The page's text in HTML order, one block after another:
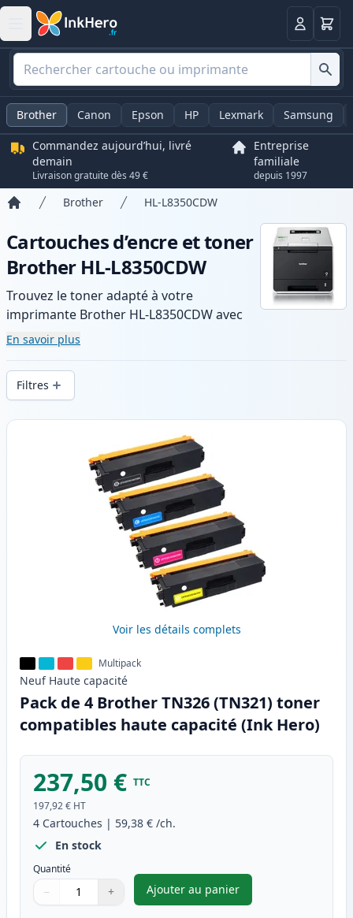
Panier
Brother Canon Epson HP Lexmark Samsung
Commandez aujourd’hui, livré
demain
Livraison gratuite dès 49 €
Entreprise
familiale
depuis 1997
Brother HL-L8350CDW
Cartouches d’encre et toner
Brother HL-L8350CDW
Trouvez le toner adapté à votre
imprimante Brother HL-L8350CDW avec
notre gamme de cartouches compatibles
et haute capacité. Profitez d’une qualité
d’impression constante et d’une livraison
rapide depuis un stock local en .
En savoir plus
Filtres
Produits
Voir les détails complets
Multipack
Neuf Haute capacité
Pack de 4 Brother TN326 (TN321) toner
compatibles haute capacité (Ink Hero)
237,50 € TTC
197,92 € HT
4 Cartouches | 59,38 € /ch.
En stock
Quantité
Quantité
Utilisez les boutons pour ajuster
− +
Quantité
Ajouter au panier
,Pack de 4 Brother TN326